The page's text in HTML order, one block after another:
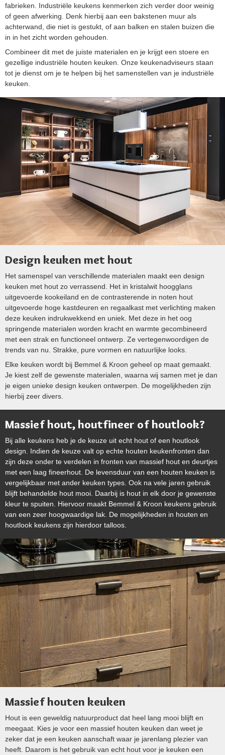
fabrieken. Industriële keukens kenmerken zich verder door weinig
of geen afwerking. Denk hierbij aan een bakstenen muur als
achterwand, die niet is gestukt, of aan balken en stalen buizen die
in in het zicht worden gehouden.
Combineer dit met de juiste materialen en je krijgt een stoere en
gezellige industriële houten keuken. Onze keukenadviseurs staan
tot je dienst om je te helpen bij het samenstellen van je industriële
keuken.
Design keuken met hout
Het samenspel van verschillende materialen maakt een design
keuken met hout zo verrassend. Het in kristalwit hoogglans
uitgevoerde kookeiland en de contrasterende in noten hout
uitgevoerde hoge kastdeuren en regaalkast met verlichting maken
deze keuken indrukwekkend en uniek. Met deze in het oog
springende materialen worden kracht en warmte gecombineerd
met een strak en functioneel ontwerp. Ze vertegenwoordigen de
trends van nu. Strakke, pure vormen en natuurlijke looks.
Elke keuken wordt bij Bemmel & Kroon geheel op maat gemaakt.
Je kiest zelf de gewenste materialen, waarna wij samen met je dan
je eigen unieke design keuken ontwerpen. De mogelijkheden zijn
hierbij zeer divers.
Massief hout, houtfineer of houtlook?
Bij alle keukens heb je de keuze uit echt hout of een houtlook
design. Indien de keuze valt op echte houten keukenfronten dan
zijn deze onder te verdelen in fronten van massief hout en deurtjes
met een laag fineerhout. De levensduur van een houten keuken is
vergelijkbaar met ander keuken types. Ook na vele jaren gebruik
blijft behandelde hout mooi. Daarbij is hout in elk door je gewenste
kleur te spuiten. Hiervoor maakt Bemmel & Kroon keukens gebruik
van een zeer hoogwaardige lak. De mogelijkheden in houten en
houtlook keukens zijn hierdoor talloos.
Massief houten keuken
Hout is een geweldig natuurproduct dat heel lang mooi blijft en
meegaat. Kies je voor een massief houten keuken dan weet je
zeker dat je een keuken aanschaft waar je jarenlang plezier van
heeft. Daarom is het gebruik van echt hout voor je keuken een